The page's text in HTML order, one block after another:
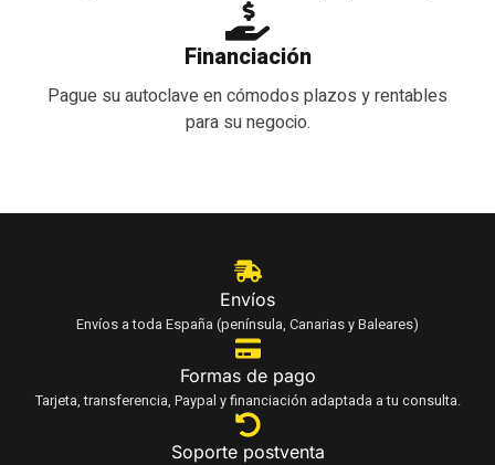
Financiación
Pague su autoclave en cómodos plazos y rentables
para su negocio.
Envíos
Envíos a toda España (península, Canarias y Baleares)
Formas de pago
Tarjeta, transferencia, Paypal y financiación adaptada a tu consulta.
Soporte postventa